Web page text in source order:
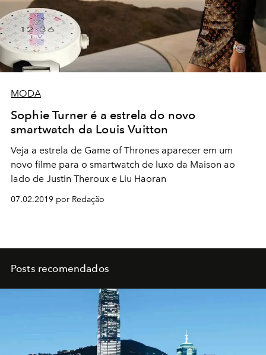
MODA
Sophie Turner é a estrela do novo
smartwatch da Louis Vuitton
Veja a estrela de Game of Thrones aparecer em um
novo filme para o smartwatch de luxo da Maison ao
lado de Justin Theroux e Liu Haoran
07.02.2019 por Redação
Posts recomendados